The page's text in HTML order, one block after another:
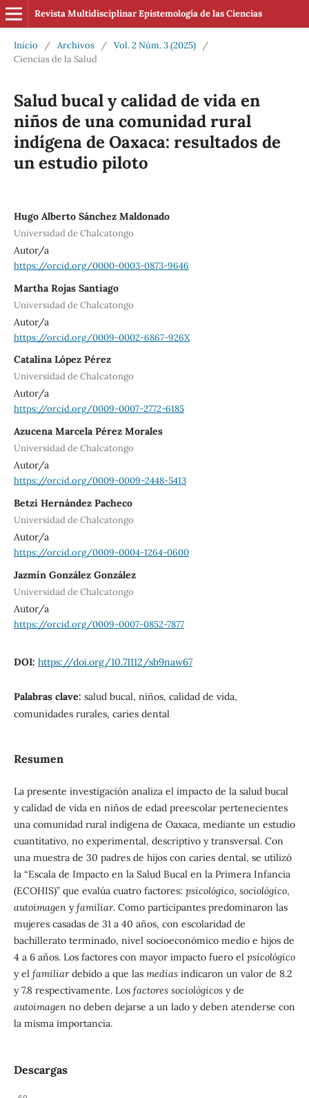
Revista Multidisciplinar Epistemología de las Ciencias
Inicio / Archivos / Vol. 2 Núm. 3 (2025)
/
Ciencias de la Salud
Salud bucal y calidad de vida en
niños de una comunidad rural
indígena de Oaxaca: resultados de
un estudio piloto
Hugo Alberto Sánchez Maldonado
Universidad de Chalcatongo
Autor/a
https://orcid.org/0000-0003-0873-9646
Martha Rojas Santiago
Universidad de Chalcatongo
Autor/a
https://orcid.org/0009-0002-6867-926X
Catalina López Pérez
Universidad de Chalcatongo
Autor/a
https://orcid.org/0009-0007-2772-6185
Azucena Marcela Pérez Morales
Universidad de Chalcatongo
Autor/a
https://orcid.org/0009-0009-2448-5413
Betzi Hernández Pacheco
Universidad de Chalcatongo
Autor/a
https://orcid.org/0009-0004-1264-0600
Jazmín González González
Universidad de Chalcatongo
Autor/a
https://orcid.org/0009-0007-0852-7877
DOI: https://doi.org/10.71112/sb9naw67
Palabras clave: salud bucal, niños, calidad de vida,
comunidades rurales, caries dental
Resumen
La presente investigación analiza el impacto de la salud bucal
y calidad de vida en niños de edad preescolar pertenecientes
una comunidad rural indígena de Oaxaca, mediante un estudio
cuantitativo, no experimental, descriptivo y transversal. Con
una muestra de 30 padres de hijos con caries dental, se utilizó
la “Escala de Impacto en la Salud Bucal en la Primera Infancia
(ECOHIS)” que evalúa cuatro factores: psicológico, sociológico,
autoimagen yfamiliar. Como participantes predominaron las
mujeres casadas de 31 a 40 años, con escolaridad de
bachillerato terminado, nivel socioeconómico medio e hijos de
4 a 6 años. Los factores con mayor impacto fuero el psicológico
y el familiardebido a que las medias indicaron un valor de 8.2
y 7.8 respectivamente. Los factores sociológicosy de
autoimagenno deben dejarse a un lado y deben atenderse con
la misma importancia.
Descargas